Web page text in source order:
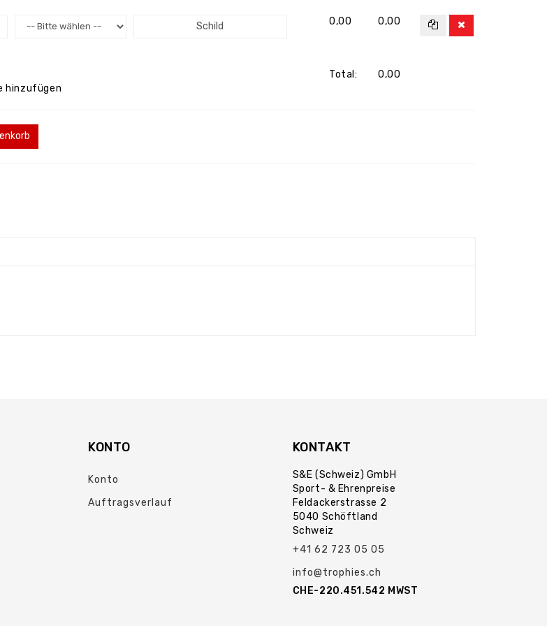
Schild 0,00 0,00
Total:
0,00
hinzufügen
KONTO
Konto
Auftragsverlauf
KONTAKT
S&E (Schweiz) GmbH
Sport- & Ehrenpreise
Feldackerstrasse 2
5040 Schöftland
Schweiz
+41 62 723 05 05
info@trophies.ch
CHE-220.451.542 MWST